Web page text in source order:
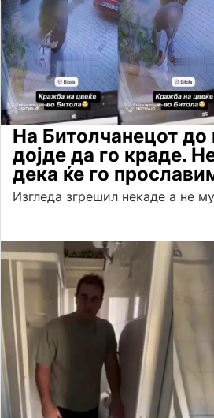
На Битолчанецот до
дојде да го краде.
дека ќе го
Изгледа згрешил некаде а не